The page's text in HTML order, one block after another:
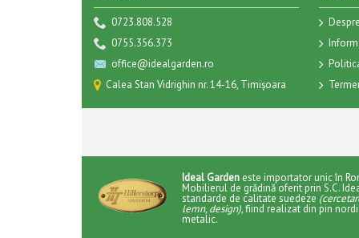
0723.808.528
0755.356.373
office@idealgarden.ro
Calea Stan Vidrighin nr. 14-16, Timișoara
Ideal Garden este importator unic în
Mobilierul de grădină oferit prin S.C.
standarde de calitate suedeze
lemn, design), fiind realizat din pin
metalic.